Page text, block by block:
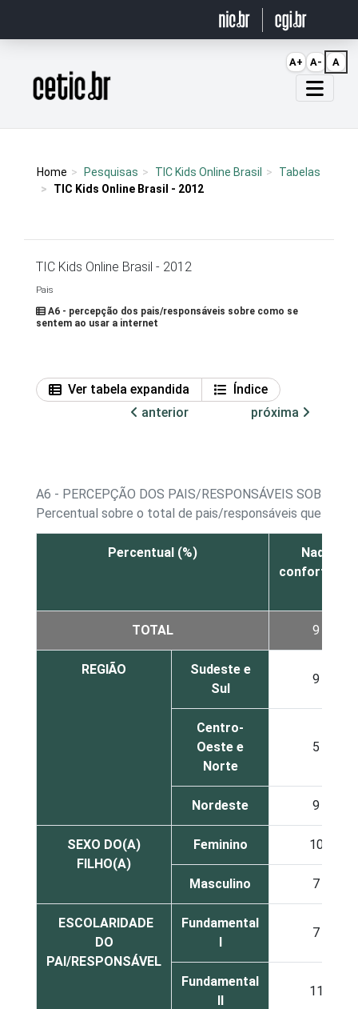
Página inicial
Home Pesquisas TIC Kids Online Brasil
Tabelas
TIC Kids Online Brasil - 2012
TIC Kids Online Brasil - 2012
Pais
A6 - percepção dos pais/responsáveis sobre como se
sentem ao usar a internet
Ver tabela expandida
Índice
anterior
próxima
A6 - PERCEPÇÃO DOS PAIS/RESPONSÁVEIS SOBRE
Percentual sobre o total de pais/responsáveis que
Percentual (%)
Nada
confortável
TOTAL 9
REGIÃO
Sudeste e
Sul
9
Centro-
Oeste e
Norte
5
Nordeste 9
SEXO DO(A)
FILHO(A)
Feminino 10
Masculino 7
ESCOLARIDADE
DO
PAI/RESPONSÁVEL
Fundamental
I
7
Fundamental
II
11
A+ A- A